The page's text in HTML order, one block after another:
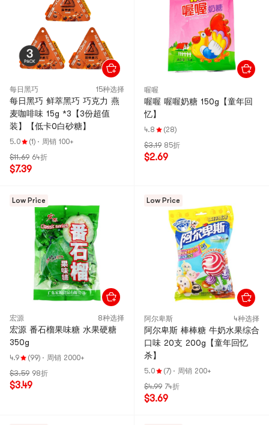
每日黑巧 15种选择
每日黑巧 鲜萃黑巧 巧克力 燕
麦咖啡味 15g *3【3份超值
装】【低卡0白砂糖】
5.0 (1) · 周销 100+
$11.69 64折
$7.39
喔喔
喔喔 喔喔奶糖 150g【童年回
忆】
4.8
(28)
$3.19 85折
$2.69
Low Price
宏源 8种选择
宏源 番石榴果味糖 水果硬糖
350g
4.9 (99) · 周销 2000+
$3.59 98折
$3.49
Low Price
阿尔卑斯 4种选择
阿尔卑斯 棒棒糖 牛奶水果综合
口味 20支 200g【童年回忆
杀】
5.0 (7) · 周销 200+
$4.99 74折
$3.69